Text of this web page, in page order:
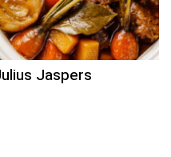
Jaspers